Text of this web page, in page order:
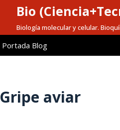
Bio
Biología molecular y celular.
Portada Blog
Gripe aviar